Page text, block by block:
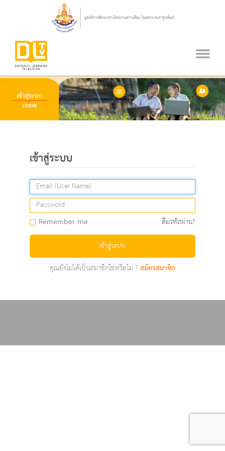
เข้าสู่ระบบ
Remember me ลืมรหัสผ่าน?
เข้าสู่ระบบ
คุณยังไม่ได้เป็นสมาชิกใช่หรือไม่ ?สมัครสมาชิก